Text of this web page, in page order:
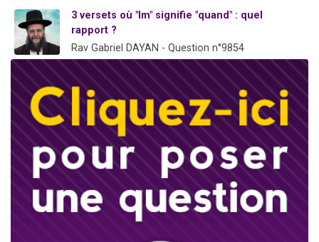
3 versets où "Im" signifie "quand" : quel
rapport ?
Rav Gabriel DAYAN - Question n°9854